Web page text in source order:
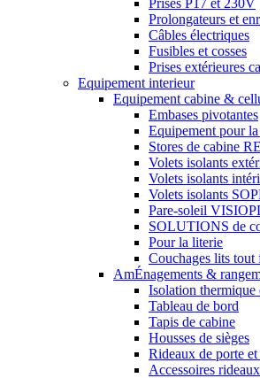
Prises P17 et 230V
Prolongateurs et
Câbles électriques
Fusibles et cosses
Prises extérieures
Equipement interieur
Equipement cabine &
Embases pivotantes
Equipement pour
Stores de cabine
Volets isolants
Volets isolants
Volets isolants
Pare-soleil
SOLUTIONS de
Pour la literie
Couchages lits tout
AmÉnagements &
Isolation thermique
Tableau de bord
Tapis de cabine
Housses de sièges
Rideaux de porte
Accessoires